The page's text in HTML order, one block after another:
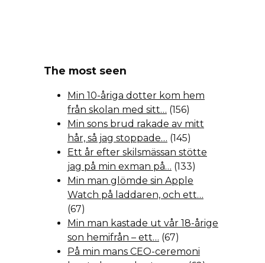
The most seen
Min 10-åriga dotter kom hem
från skolan med sitt… (156)
Min sons brud rakade av mitt
hår, så jag stoppade… (145)
Ett år efter skilsmässan stötte
jag på min exman på… (133)
Min man glömde sin Apple
Watch på laddaren, och ett…
(67)
Min man kastade ut vår 18-årige
son hemifrån – ett… (67)
På min mans CEO-ceremoni